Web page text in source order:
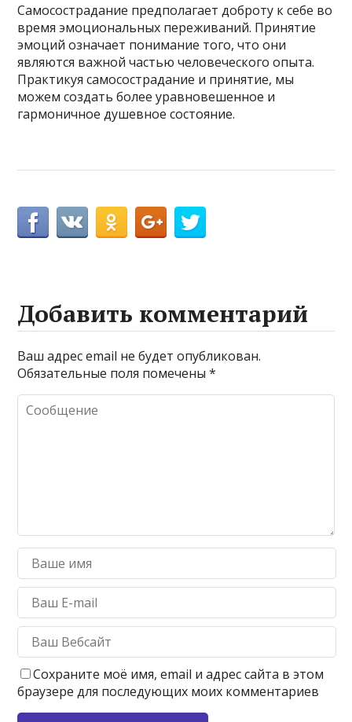
Самосострадание предполагает доброту к себе во
время эмоциональных переживаний. Принятие
эмоций означает понимание того, что они
являются важной частью человеческого опыта.
Практикуя самосострадание и принятие, мы
можем создать более уравновешенное и
гармоничное душевное состояние.
Добавить комментарий
Ваш адрес email не будет опубликован.
Обязательные поля помечены*
Сохраните моё имя, email и адрес сайта в этом
браузере для последующих моих комментариев